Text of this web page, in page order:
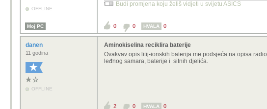
OFFLINE
Budi promjena koju želiš vidjeti u svijetu ASICS
Moj PC 0 0 HVALA 0
danen
11 godina
OFFLINE
Aminokiselina reciklira baterije
Ovakvav opis litij-ionskih baterija me podsjeća na opisa
leđnog samara, baterije i sitnih djelića.
2 0 HVALA 0